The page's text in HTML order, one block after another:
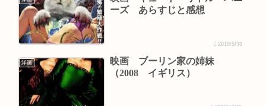
ーズ あらすじと感想
2019/5/30
洋画
映画 ブーリン家の姉妹
（2008 イギリス）